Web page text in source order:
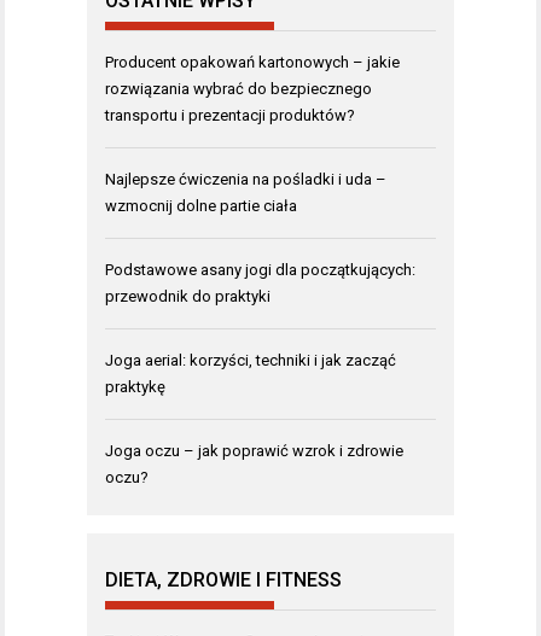
Producent opakowań kartonowych – jakie
rozwiązania wybrać do bezpiecznego
transportu i prezentacji produktów?
Najlepsze ćwiczenia na pośladki i uda –
wzmocnij dolne partie ciała
Podstawowe asany jogi dla początkujących:
przewodnik do praktyki
Joga aerial: korzyści, techniki i jak zacząć
praktykę
Joga oczu – jak poprawić wzrok i zdrowie
oczu?
DIETA, ZDROWIE I FITNESS